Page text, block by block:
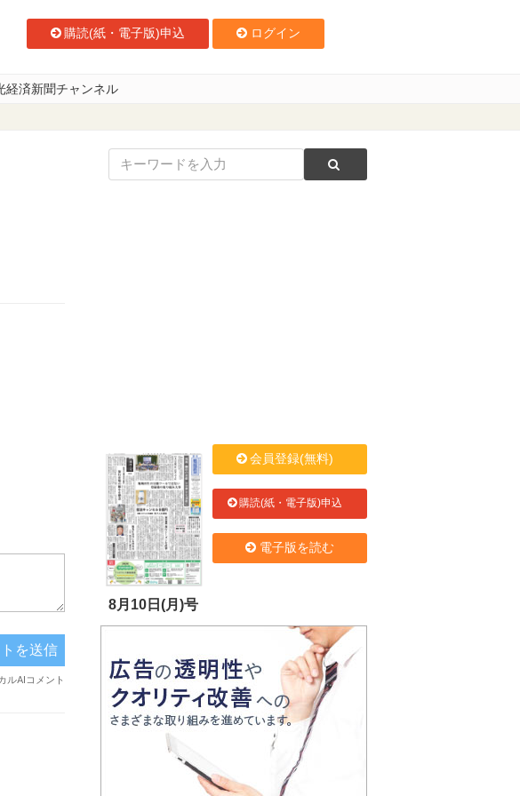
購読(紙・電子版)申込 ログイン
経済新聞チャンネル
8月10日(月)号
会員登録(無料)
購読(紙・電子版)申込
電子版を読む